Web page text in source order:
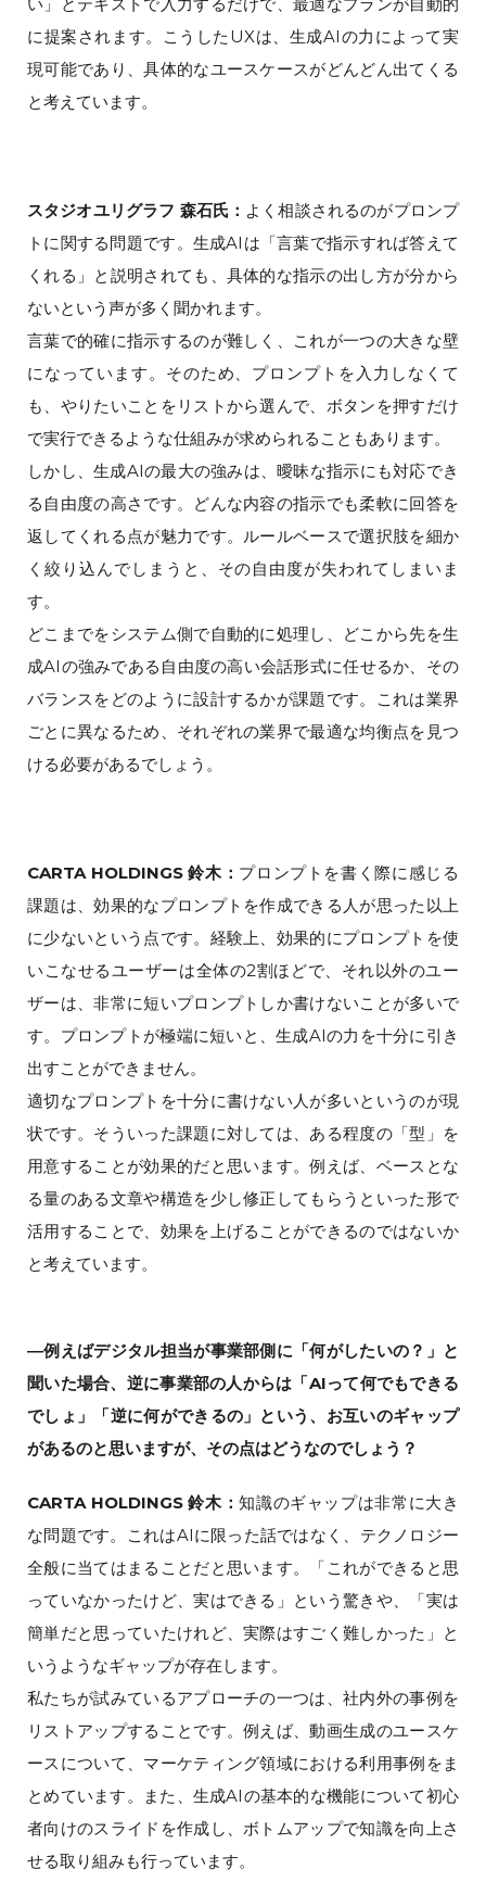
に提案されます。こうしたUXは、生成AIの力によって実
現可能であり、具体的なユースケースがどんどん出てくる
と考えています。
スタジオユリグラフ 森石氏： よく相談されるのがプロンプ
トに関する問題です。生成AIは「言葉で指示すれば答えて
くれる」と説明されても、具体的な指示の出し方が分から
ないという声が多く聞かれます。
言葉で的確に指示するのが難しく、これが一つの大きな壁
になっています。そのため、プロンプトを入力しなくて
も、やりたいことをリストから選んで、ボタンを押すだけ
で実行できるような仕組みが求められることもあります。
しかし、生成AIの最大の強みは、曖昧な指示にも対応でき
る自由度の高さです。どんな内容の指示でも柔軟に回答を
返してくれる点が魅力です。ルールベースで選択肢を細か
く絞り込んでしまうと、その自由度が失われてしまいま
す。
どこまでをシステム側で自動的に処理し、どこから先を生
成AIの強みである自由度の高い会話形式に任せるか、その
バランスをどのように設計するかが課題です。これは業界
ごとに異なるため、それぞれの業界で最適な均衡点を見つ
ける必要があるでしょう。
CARTA HOLDINGS 鈴木： プロンプトを書く際に感じる
課題は、効果的なプロンプトを作成できる人が思った以上
に少ないという点です。経験上、効果的にプロンプトを使
いこなせるユーザーは全体の2割ほどで、それ以外のユー
ザーは、非常に短いプロンプトしか書けないことが多いで
す。プロンプトが極端に短いと、生成AIの力を十分に引き
出すことができません。
適切なプロンプトを十分に書けない人が多いというのが現
状です。そういった課題に対しては、ある程度の「型」を
用意することが効果的だと思います。例えば、ベースとな
る量のある文章や構造を少し修正してもらうといった形で
活用することで、効果を上げることができるのではないか
と考えています。
―例えばデジタル担当が事業部側に「何がしたいの？」と
聞いた場合、逆に事業部の人からは「AIって何でもできる
でしょ」「逆に何ができるの」という、お互いのギャップ
があるのと思いますが、その点はどうなのでしょう？
CARTA HOLDINGS 鈴木：知識のギャップは非常に大き
な問題です。これはAIに限った話ではなく、テクノロジー
全般に当てはまることだと思います。「これができると思
っていなかったけど、実はできる」という驚きや、「実は
簡単だと思っていたけれど、実際はすごく難しかった」と
いうようなギャップが存在します。
私たちが試みているアプローチの一つは、社内外の事例を
リストアップすることです。例えば、動画生成のユースケ
ースについて、マーケティング領域における利用事例をま
とめています。また、生成AIの基本的な機能について初心
者向けのスライドを作成し、ボトムアップで知識を向上さ
せる取り組みも行っています。